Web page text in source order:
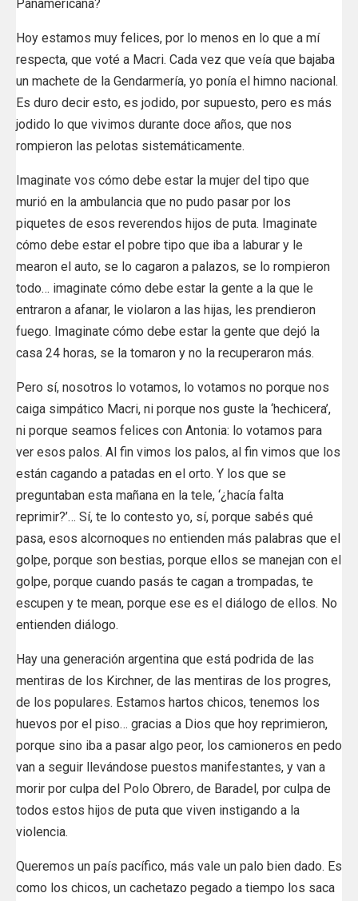
Panamericana?
Hoy estamos muy felices, por lo menos en lo que a mí
respecta, que voté a Macri. Cada vez que veía que bajaba
un machete de la Gendarmería, yo ponía el himno nacional.
Es duro decir esto, es jodido, por supuesto, pero es más
jodido lo que vivimos durante doce años, que nos
rompieron las pelotas sistemáticamente.
Imaginate vos cómo debe estar la mujer del tipo que
murió en la ambulancia que no pudo pasar por los
piquetes de esos reverendos hijos de puta. Imaginate
cómo debe estar el pobre tipo que iba a laburar y le
mearon el auto, se lo cagaron a palazos, se lo rompieron
todo… imaginate cómo debe estar la gente a la que le
entraron a afanar, le violaron a las hijas, les prendieron
fuego. Imaginate cómo debe estar la gente que dejó la
casa 24 horas, se la tomaron y no la recuperaron más.
Pero sí, nosotros lo votamos, lo votamos no porque nos
caiga simpático Macri, ni porque nos guste la ‘hechicera’,
ni porque seamos felices con Antonia: lo votamos para
ver esos palos. Al fin vimos los palos, al fin vimos que los
están cagando a patadas en el orto. Y los que se
preguntaban esta mañana en la tele, ‘¿hacía falta
reprimir?’… Sí, te lo contesto yo, sí, porque sabés qué
pasa, esos alcornoques no entienden más palabras que el
golpe, porque son bestias, porque ellos se manejan con el
golpe, porque cuando pasás te cagan a trompadas, te
escupen y te mean, porque ese es el diálogo de ellos. No
entienden diálogo.
Hay una generación argentina que está podrida de las
mentiras de los Kirchner, de las mentiras de los progres,
de los populares. Estamos hartos chicos, tenemos los
huevos por el piso… gracias a Dios que hoy reprimieron,
porque sino iba a pasar algo peor, los camioneros en pedo
van a seguir llevándose puestos manifestantes, y van a
morir por culpa del Polo Obrero, de Baradel, por culpa de
todos estos hijos de puta que viven instigando a la
violencia.
Queremos un país pacífico, más vale un palo bien dado. Es
como los chicos, un cachetazo pegado a tiempo los saca